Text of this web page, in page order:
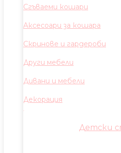
Сгъваеми кошари
Аксесоари за кошара
Скринове и гардероби
Други мебели
Дивани и мебели
Декорация
Детски